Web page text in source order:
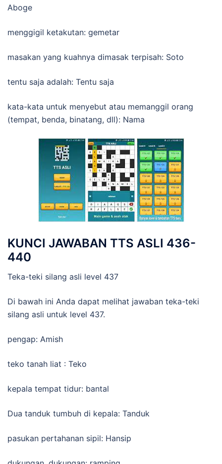
Aboge
menggigil ketakutan: gemetar
masakan yang kuahnya dimasak terpisah: Soto
tentu saja adalah: Tentu saja
kata-kata untuk menyebut atau memanggil orang
(tempat, benda, binatang, dll): Nama
KUNCI JAWABAN TTS ASLI 436-
440
Teka-teki silang asli level 437
Di bawah ini Anda dapat melihat jawaban teka-teki
silang asli untuk level 437.
pengap: Amish
teko tanah liat : Teko
kepala tempat tidur: bantal
Dua tanduk tumbuh di kepala: Tanduk
pasukan pertahanan sipil: Hansip